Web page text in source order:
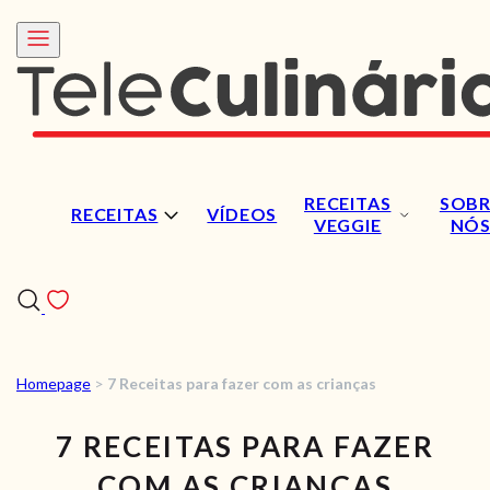
RECEITAS VÍDEOS
RECEITAS
VEGGIE
NÓS
RECEITAS
VÍDEOS
Homepage > 7 Receitas para fazer com as crianças
7 RECEITAS PARA FAZER